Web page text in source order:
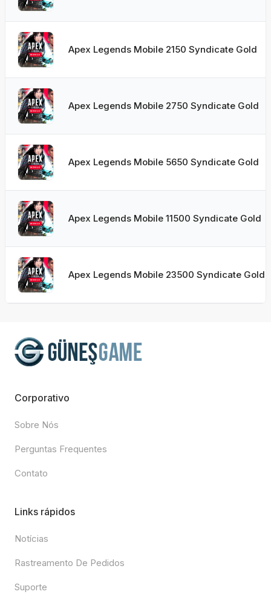
Apex Legends Mobile 2150 Syndicate Gold
Apex Legends Mobile 2750 Syndicate Gold
Apex Legends Mobile 5650 Syndicate Gold
Apex Legends Mobile 11500 Syndicate Gold
Apex Legends Mobile 23500 Syndicate Gold
Corporativo
Sobre Nós
Perguntas Frequentes
Contato
Links rápidos
Notícias
Rastreamento De Pedidos
Suporte